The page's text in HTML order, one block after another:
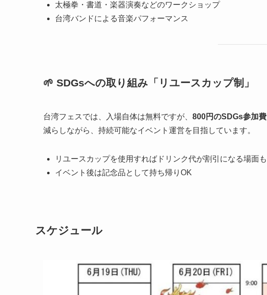
太極拳・書道・楽器演奏などのワークショップ
台湾バンドによる音楽パフォーマンス
🌱 SDGsへの取り組み「リユースカップ制」
台湾フェスでは、入場自体は無料ですが、 800円のSDGs参加費
減らしながら、持続可能なイベント運営を目指しています。
リユースカップを使用すればドリンク代が割引になる場面も
イベント後は記念品として持ち帰りOK
スケジュール